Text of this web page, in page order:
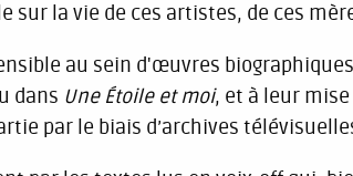
sur la vie de ces artistes, de ces
au sein d'œuvres
dans Une Étoile et moi, et à leur
par le biais d’archives